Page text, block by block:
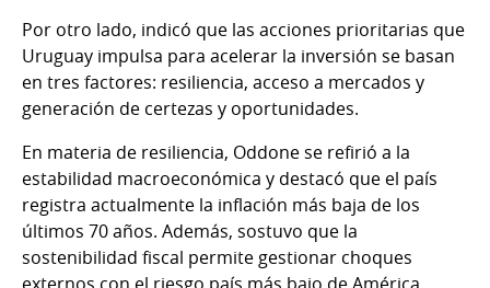
Por otro lado, indicó que las acciones prioritarias que
Uruguay impulsa para acelerar la inversión se basan
en tres factores: resiliencia, acceso a mercados y
generación de certezas y oportunidades.
En materia de resiliencia, Oddone se refirió a la
estabilidad macroeconómica y destacó que el país
registra actualmente la inflación más baja de los
últimos 70 años. Además, sostuvo que la
sostenibilidad fiscal permite gestionar choques